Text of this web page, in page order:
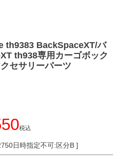
th9383 BackSpaceXT/バ
th938専用カーゴボック
セサリーパーツ
税込
日時指定不可:区分B